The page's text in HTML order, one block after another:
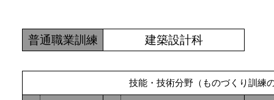
普通職業訓練 建築設計科
技能・技術分野（ものづくり訓練